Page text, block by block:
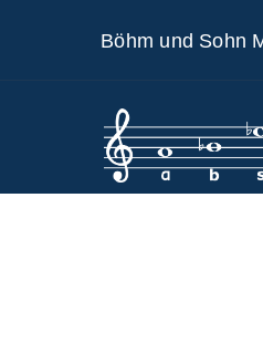
Böhm und Sohn